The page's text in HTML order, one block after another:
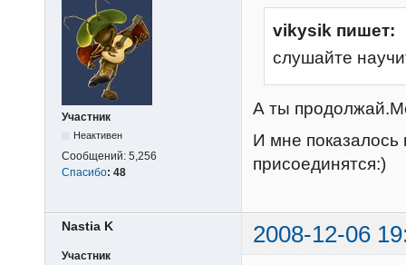
Участник
Неактивен
Сообщений: 5,256
Спасибо: 48
vikysik пишет:
слушайте
А ты
И мне
присоединятся:)
Nastia K 2008-12-06
Участник